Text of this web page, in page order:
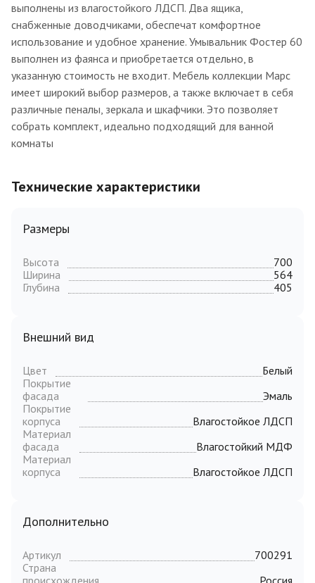
Технические характеристики
Размеры
Высота
700
Ширина
564
Глубина
405
Внешний вид
Цвет
Белый
Покрытие
фасада
Эмаль
Покрытие
корпуса
Влагостойкое ЛДСП
Материал
фасада
Влагостойкий МДФ
Материал
корпуса
Влагостойкое ЛДСП
Дополнительно
Артикул
700291
Страна
происхождения
Россия
выполнены из влагостойкого ЛДСП. Два ящика,
снабженные доводчиками, обеспечат комфортное
использование и удобное хранение. Умывальник Фостер 60
выполнен из фаянса и приобретается отдельно, в
указанную стоимость не входит. Мебель коллекции Марс
имеет широкий выбор размеров, а также включает в себя
различные пеналы, зеркала и шкафчики. Это позволяет
собрать комплект, идеально подходящий для ванной
комнаты